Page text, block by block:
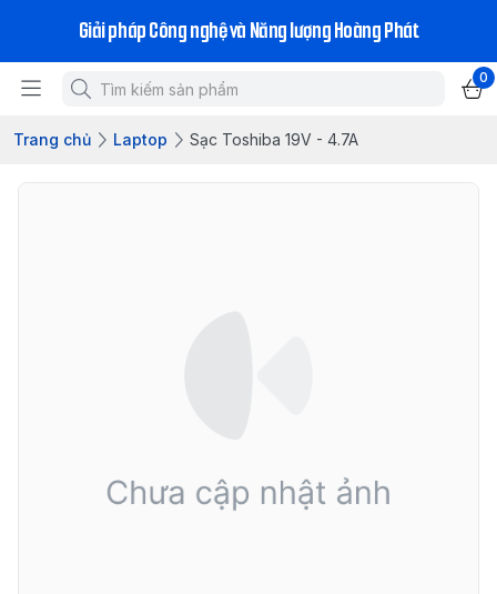
Giải pháp Công nghệ và Năng lượng Hoàng Phát
0
Trang chủ Laptop Sạc Toshiba 19V - 4.7A